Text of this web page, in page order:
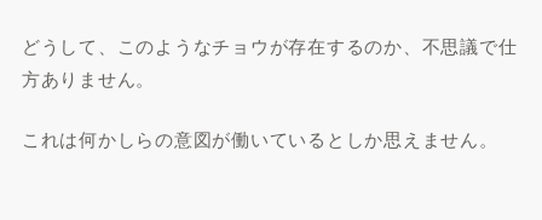
どうして、このようなチョウが存在するのか、不思議で仕
方ありません。
これは何かしらの意図が働いているとしか思えません。